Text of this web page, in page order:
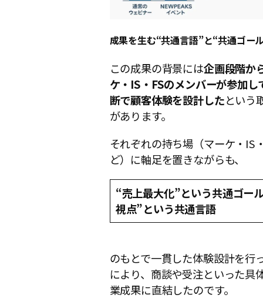
成果を生む“共通言語”と“共通ゴー
この成果の背景には企画段階か
ケ・ IS・FSのメンバーが参加し
断で顧客体験を設計したという
があります。
それぞれの持ち場（マーケ・IS
ど）に軸足を置きながらも、
“売上最大化”という共通ゴー
視点”という共通言語
のもとで一貫した体験設計を行
により、商談や受注といった具
業成果に直結したのです。